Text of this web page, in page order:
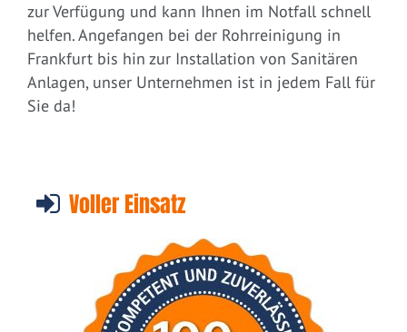
zur Verfügung und kann Ihnen im Notfall schnell
helfen. Angefangen bei der Rohrreinigung in
Frankfurt bis hin zur Installation von Sanitären
Anlagen, unser Unternehmen ist in jedem Fall für
Sie da!
Voller Einsatz